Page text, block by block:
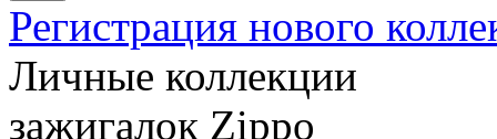
Регистрация нового
Личные коллекции
зажигалок Zippo